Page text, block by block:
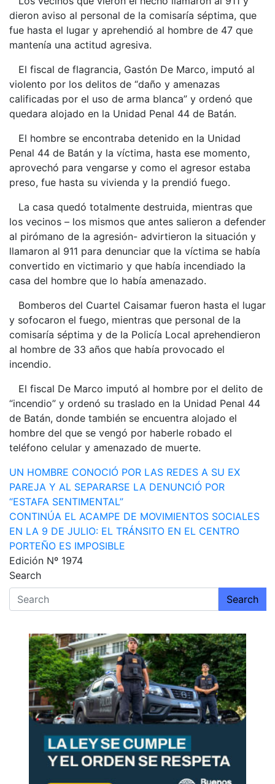
dieron aviso al personal de la comisaría séptima, que
fue hasta el lugar y aprehendió al hombre de 47 que
mantenía una actitud agresiva.
El fiscal de flagrancia, Gastón De Marco, imputó al
violento por los delitos de “daño y amenazas
calificadas por el uso de arma blanca” y ordenó que
quedara alojado en la Unidad Penal 44 de Batán.
El hombre se encontraba detenido en la Unidad
Penal 44 de Batán y la víctima, hasta ese momento,
aprovechó para vengarse y como el agresor estaba
preso, fue hasta su vivienda y la prendió fuego.
La casa quedó totalmente destruida, mientras que
los vecinos – los mismos que antes salieron a defender
al pirómano de la agresión- advirtieron la situación y
llamaron al 911 para denunciar que la víctima se había
convertido en victimario y que había incendiado la
casa del hombre que lo había amenazado.
Bomberos del Cuartel Caisamar fueron hasta el lugar
y sofocaron el fuego, mientras que personal de la
comisaría séptima y de la Policía Local aprehendieron
al hombre de 33 años que había provocado el
incendio.
El fiscal De Marco imputó al hombre por el delito de
“incendio” y ordenó su traslado en la Unidad Penal 44
de Batán, donde también se encuentra alojado el
hombre del que se vengó por haberle robado el
teléfono celular y amenazado de muerte.
Navegación
de
entradas
UN HOMBRE CONOCIÓ POR LAS REDES A SU EX
PAREJA Y AL SEPARARSE LA DENUNCIÓ POR
“ESTAFA SENTIMENTAL”
CONTINÚA EL ACAMPE DE MOVIMIENTOS SOCIALES
EN LA 9 DE JULIO: EL TRÁNSITO EN EL CENTRO
PORTEÑO ES IMPOSIBLE
Edición Nº 1974
Search
Search